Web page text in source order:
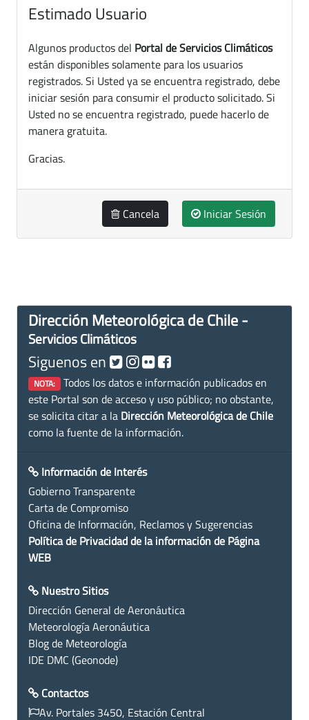
Estimado Usuario
Algunos productos del Portal de Servicios Climáticos
están disponibles solamente para los usuarios
registrados. Si Usted ya se encuentra registrado, debe
iniciar sesión para consumir el producto solicitado. Si
Usted no se encuentra registrado, puede hacerlo de
manera gratuita.
Gracias.
Cancela Iniciar Sesión
Dirección Meteorológica de Chile -
Servicios Climáticos
Siguenos en
NOTA: Todos los datos e información publicados en
este Portal son de acceso y uso público; no obstante,
se solicita citar a la Dirección Meteorológica de Chile
como la fuente de la información.
Información de Interés
Gobierno Transparente
Carta de Compromiso
Oficina de Información, Reclamos y Sugerencias
Política de Privacidad de la información de Página
WEB
Nuestro Sitios
Dirección General de Aeronáutica
Meteorología Aeronáutica
Blog de Meteorología
IDE DMC (Geonode)
Contactos
Av. Portales 3450, Estación Central